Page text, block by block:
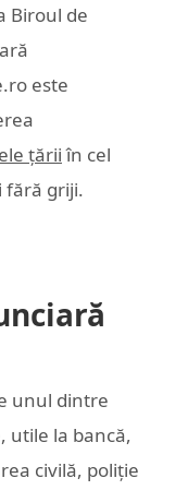
Biroul de
este
țării în cel
fără griji.
unul dintre
utile la bancă,
civilă, poliție